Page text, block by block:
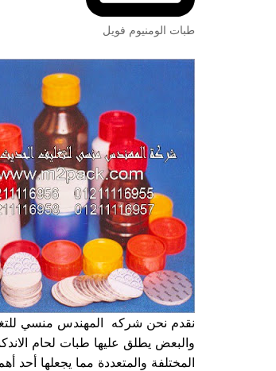
طبات الومنيوم فويل
والبعض يطلق عليها طبات لحام
المختلفة والمتعددة مما يجعلها أحد